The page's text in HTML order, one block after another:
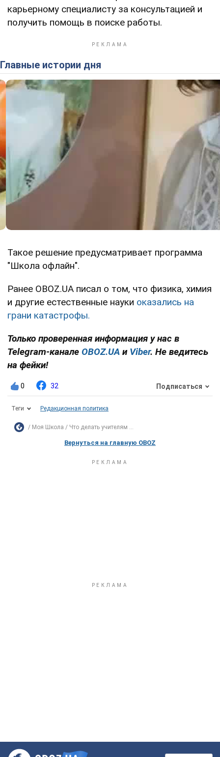
карьерному специалисту за консультацией и
получить помощь в поиске работы.
Главные истории дня
Такое решение предусматривает программа
"Школа офлайн".
Ранее OBOZ.UA писал о том, что физика, химия
и другие естественные науки оказались на
грани катастрофы.
Только проверенная информация у нас в
Telegram-канале OBOZ.UA и Viber. Не ведитесь
на фейки!
0 32 Подписаться
Теги Редакционная политика
Моя Школа Что делать учителям ...
Вернуться на главную OBOZ